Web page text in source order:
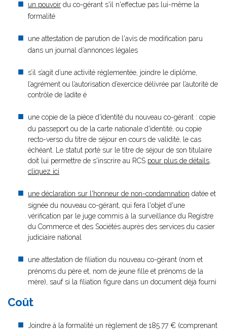
un pouvoir du co-gérant s'il n'effectue pas lui-même la
formalité
une attestation de parution de l'avis de modification paru
dans un journal d’annonces légales
s’il s’agit d’une activité réglementée, joindre le diplôme,
l’agrément ou l’autorisation d’exercice délivrée par l’autorité de
contrôle de ladite é
une copie de la pièce d'identité du nouveau co-gérant : copie
du passeport ou de la carte nationale d'identité, ou copie
recto-verso du titre de séjour en cours de validité, le cas
échéant. Le statut porté sur le titre de séjour de son titulaire
doit lui permettre de s'inscrire au RCS pour plus de détails,
cliquez ici
une déclaration sur l'honneur de non-condamnation datée et
signée du nouveau co-gérant, qui fera l'objet d'une
vérification par le juge commis à la surveillance du Registre
du Commerce et des Sociétés auprès des services du casier
judiciaire national
une attestation de filiation du nouveau co-gérant (nom et
prénoms du père et, nom de jeune fille et prénoms de la
mère), sauf si la filiation figure dans un document déjà fourni
Coût
Joindre à la formalité un règlement de185.77 € (comprenant